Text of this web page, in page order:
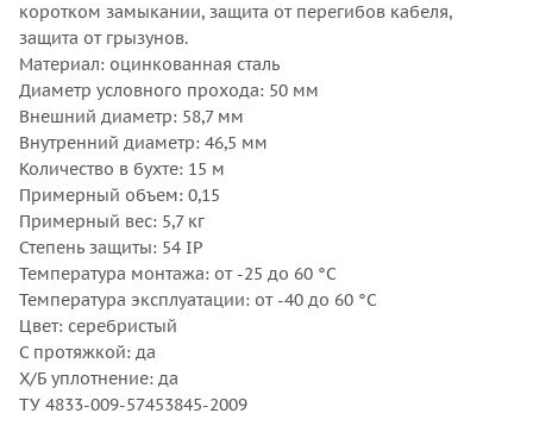
коротком замыкании, защита от перегибов кабеля,
защита от грызунов.
Материал: оцинкованная сталь
Диаметр условного прохода: 50 мм
Внешний диаметр: 58,7 мм
Внутренний диаметр: 46,5 мм
Количество в бухте: 15 м
Примерный объем: 0,15
Примерный вес: 5,7 кг
Степень защиты: 54 IP
Температура монтажа: от -25 до 60 °С
Температура эксплуатации: от -40 до 60 °С
Цвет: серебристый
С протяжкой: да
Х/Б уплотнение: да
ТУ 4833-009-57453845-2009